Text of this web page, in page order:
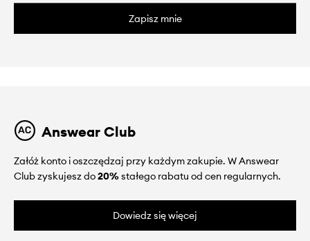
Zapisz mnie
Answear Club
Załóż konto i oszczędzaj przy każdym zakupie. W Answear
Club zyskujesz do20%stałego rabatu od cen regularnych.
Dowiedz się więcej